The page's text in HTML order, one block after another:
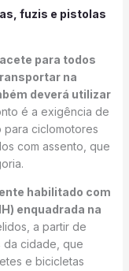
fuzis e pistolas
para todos
na
deverá utilizar
é a exigência de
para ciclomotores
com assento, que
habilitado com
enquadrada na
a partir de
da cidade, que
e bicicletas